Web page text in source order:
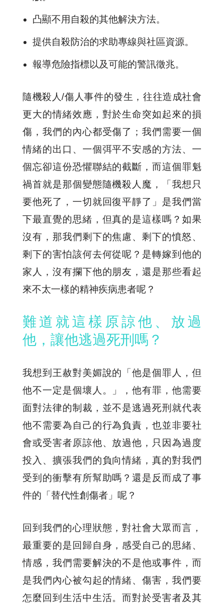
凸顯不用自殺的其他解決方法。
提供自殺防治的求助專線與社區資源。
報導危險指標以及可能的警訊徵兆。
隨機殺人/傷人事件的發生，往往造成社會
更大的情緒效應，對於生命突如起來的損
傷，我們的內心都受傷了；我們需要一個
情緒的出口、一個弭平不安感的方法、一
個忘卻這份恐懼聯結的截斷，而這個罪魁
禍首就是那個變態隨機殺人魔，「我想只
要他死了，一切就回復平靜了」是我們當
下最直覺的思緒，但真的是這樣嗎？如果
沒有，那我們剩下的焦慮、剩下的憤怒、
剩下的害怕該何去何從呢？是轉嫁到他的
家人，沒有攔下他的朋友，還是那些看起
來不太一樣的精神疾病患者呢？
難道就這樣原諒他、放過
他，讓他逃過死刑嗎？
我想到王赦對美媚說的「他是個罪人，但
他不一定是個壞人。」，他有罪，他需要
面對法律的制裁，並不是逃過死刑就代表
他不需要為自己的行為負責，也並非要社
會或受害者原諒他、放過他，只因為過度
投入、擴張我們的負向情緒，真的對我們
受到的衝擊有所幫助嗎？還是反而成了事
件的「替代性創傷者」呢？
回到我們的心理狀態，對社會大眾而言，
最重要的是回歸自身，感受自己的思緒、
情感，我們需要解決的不是他或事件，而
是我們內心被勾起的情緒、傷害，我們要
怎麼回到生活中生活。而對於受害者及其